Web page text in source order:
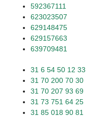
592367111
623023507
629148475
629157663
639709481
31 6 54 50 12 33
31 70 200 70 30
31 70 207 93 69
31 73 751 64 25
31 85 018 90 81